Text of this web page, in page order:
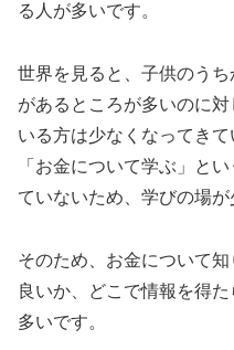
る人が多いです。
世界を見ると、子供のう
があるところが多いのに
いる方は少なくなってき
「お金について学ぶ」と
ていないため、学びの場が
そのため、お金について
良いか、どこで情報を得
多いです。